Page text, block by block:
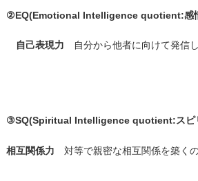
②EQ(Emotional Intelligence quotient:感
自己表現力 自分から他者に向けて発信
③SQ(Spiritual Intelligence quotient:スピ
相互関係力 対等で親密な相互関係を築く